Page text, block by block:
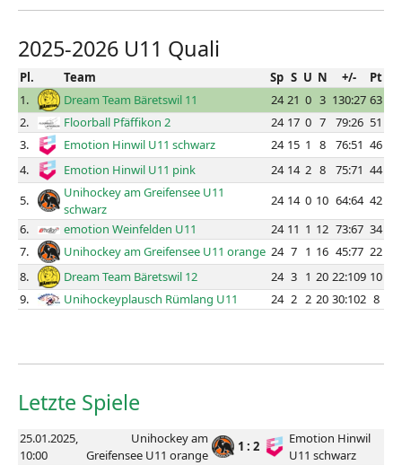
2025-2026 U11 Quali
Pl. Team Sp S U N +/-
Pt
1.
Dream Team Bäretswil 11 24 21 0 3 130:27 63
2.
Floorball Pfäffikon 2 24 17 0 7 79:26 51
3.
Emotion Hinwil U11 schwarz 24 15 1 8 76:51 46
4.
Emotion Hinwil U11 pink 24 14 2 8 75:71 44
5.
Unihockey am Greifensee U11
schwarz
24 14 0 10 64:64 42
6.
emotion Weinfelden U11 24 11 1 12 73:67 34
7.
Unihockey am Greifensee U11 orange 24 7 1 16 45:77 22
8.
Dream Team Bäretswil 12 24 3 1 20 22:109 10
9.
Unihockeyplausch Rümlang U11 24 2 2 20 30:102 8
Letzte Spiele
25.01.2025,
10:00
Unihockey am
Greifensee U11 orange
1 : 2
Emotion Hinwil
U11 schwarz